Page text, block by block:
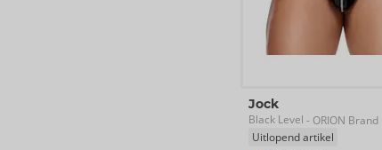
Jock
Black Level - ORION Brand
Uitlopend artikel